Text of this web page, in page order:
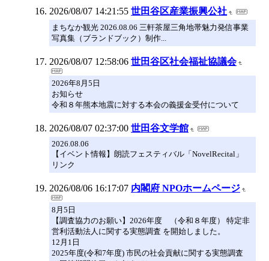
2026/08/07 14:21:55 世田谷区産業振興公社
まちなか観光 2026.08.06 三軒茶屋三角地帯魅力発信事業
写真集（ブランドブック）制作...
2026/08/07 12:58:06 世田谷区社会福祉協議会
2026年8月5日
お知らせ
令和８年熊本地震に対する本会の義援金受付について
2026/08/07 02:37:00 世田谷文学館
2026.08.06
【イベント情報】朗読フェスティバル「NovelRecital」
リンク
2026/08/06 16:17:07 内閣府 NPOホームページ
8月5日
【調査協力のお願い】2026年度 （令和８年度） 特定非
営利活動法人に関する実態調査 を開始しました。
12月1日
2025年度(令和7年度) 市民の社会貢献に関する実態調査